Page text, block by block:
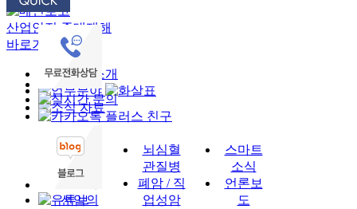
산업안전 중대재해
바로가기
인사말
구성원
선임의
뇌심혈
관질병
폐암 / 직
업성암
스마트
소식
언론보
도